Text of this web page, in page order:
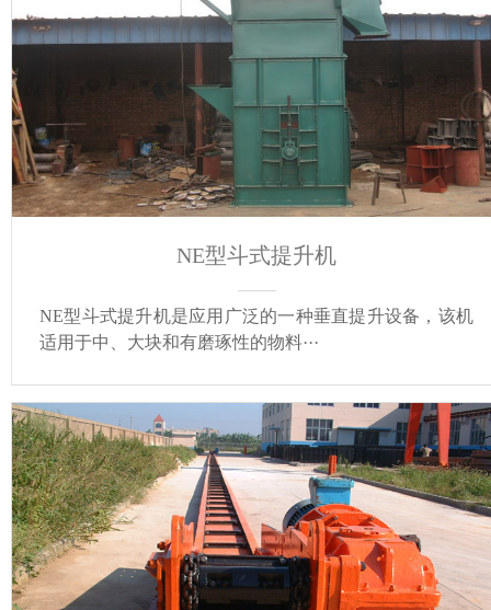
NE型斗式提升机
NE型斗式提升机是应用广泛的一种垂直提升设备，该机
适用于中、大块和有磨琢性的物料···